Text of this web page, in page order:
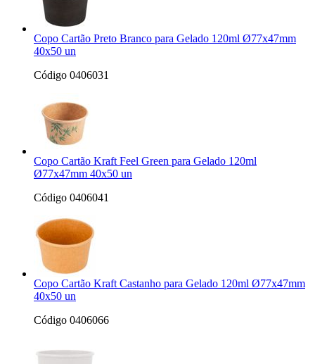
Copo Cartão Preto Branco para Gelado 120ml Ø77x47mm
40x50 un
Código 0406031
Copo Cartão Kraft Feel Green para Gelado 120ml
Ø77x47mm 40x50 un
Código 0406041
Copo Cartão Kraft Castanho para Gelado 120ml Ø77x47mm
40x50 un
Código 0406066